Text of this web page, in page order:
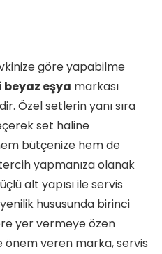
göre yapabilme
beyaz eşya markası
Özel setlerin yanı sıra
set haline
bütçenize hem de
yapmanıza olanak
alt yapısı ile servis
hususunda birinci
yer vermeye özen
önem veren marka, servis